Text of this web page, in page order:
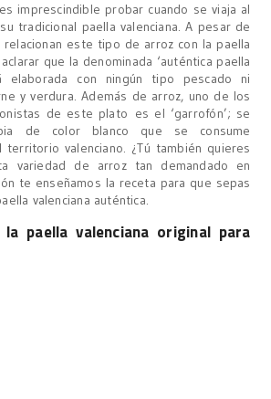
imprescindible probar cuando se viaja al
tradicional paella valenciana. A pesar de
este tipo de arroz con la paella
que la denominada ‘auténtica paella
elaborada con ningún tipo pescado ni
y verdura. Además de arroz, uno de los
de este plato es el ‘garrofón’; se
de color blanco que se consume
valenciano. ¿Tú también quieres
variedad de arroz tan demandado en
te enseñamos la receta para que sepas
valenciana auténtica.
paella valenciana original para